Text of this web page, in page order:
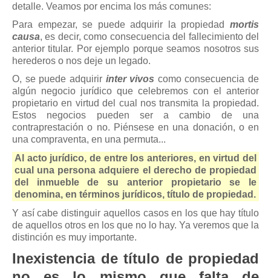
detalle. Veamos por encima los más comunes:
Para empezar, se puede adquirir la propiedad mortis
causa, es decir, como consecuencia del fallecimiento del
anterior titular. Por ejemplo porque seamos nosotros sus
herederos o nos deje un legado.
O, se puede adquirir inter vivos como consecuencia de
algún negocio jurídico que celebremos con el anterior
propietario en virtud del cual nos transmita la propiedad.
Estos negocios pueden ser a cambio de una
contraprestación o no. Piénsese en una donación, o en
una compraventa, en una permuta...
Al acto jurídico, de entre los anteriores, en virtud del
cual una persona adquiere el derecho de propiedad
del inmueble de su anterior propietario se le
denomina, en términos jurídicos, título de propiedad.
Y así cabe distinguir aquellos casos en los que hay título
de aquellos otros en los que no lo hay. Ya veremos que la
distinción es muy importante.
Inexistencia de título de propiedad